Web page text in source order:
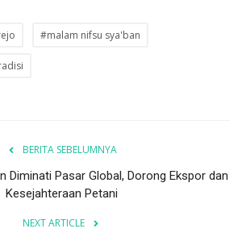
#malam nifsu sya'ban
BERITA SEBELUMNYA
Diminati Pasar Global, Dorong Ekspor dan
Kesejahteraan Petani
NEXT ARTICLE